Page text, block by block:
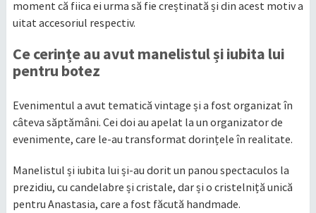
moment că fiica ei urma să fie creștinată și din acest motiv a
uitat accesoriul respectiv.
Ce cerințe au avut manelistul și iubita lui
pentru botez
Evenimentul a avut tematică vintage și a fost organizat în
câteva săptămâni. Cei doi au apelat la un organizator de
evenimente, care le-au transformat dorințele în realitate.
Manelistul și iubita lui și-au dorit un panou spectaculos la
prezidiu, cu candelabre și cristale, dar și o cristelniță unică
pentru Anastasia, care a fost făcută handmade.